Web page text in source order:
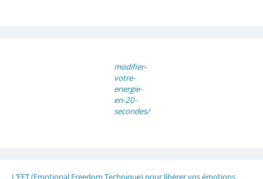
modifier-
votre-
energie-
en-20-
secondes/
L’EFT (Emotional Freedom Technique) pour libérer vos émotions.